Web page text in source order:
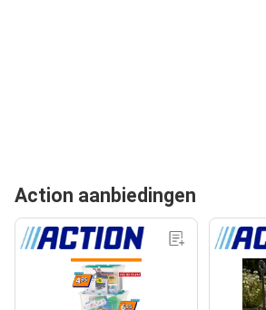
Action aanbiedingen